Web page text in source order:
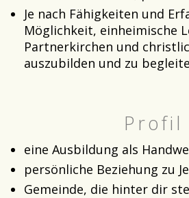
Je nach Fähigkeiten und
Möglichkeit, einheimische
Partnerkirchen und
auszubilden und zu
Profil
eine Ausbildung als
persönliche Beziehung zu
Gemeinde, die hinter dir